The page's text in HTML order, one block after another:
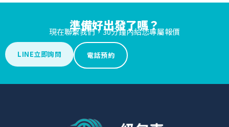
準備好出發了嗎？
現在聯繫我們，30分鐘內給您專屬報價
LINE立即詢問 電話預約